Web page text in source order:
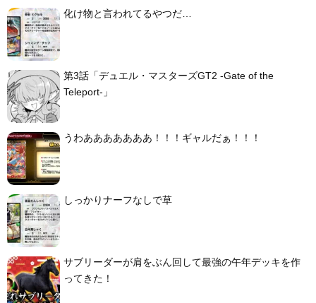
化け物と言われてるやつだ…
第3話「デュエル・マスターズGT2 -Gate of the
Teleport-」
うわあああああああ！！！ギャルだぁ！！！
しっかりナーフなしで草
サブリーダーが肩をぶん回して最強の午年デッキを作
ってきた！